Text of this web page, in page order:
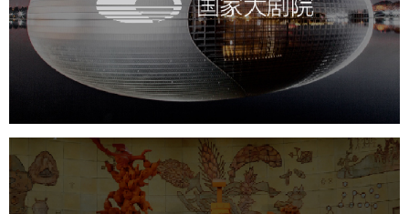
文化艺术 剧院 智慧展馆 展馆网站建设
农业展览馆